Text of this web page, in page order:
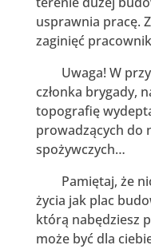
usprawnia pracę.
zaginięć
Uwaga! W
członka brygady,
topografię
prowadzących do
spożywczych…
Pamiętaj, że nic
życia jak plac
którą nabędziesz
może być dla